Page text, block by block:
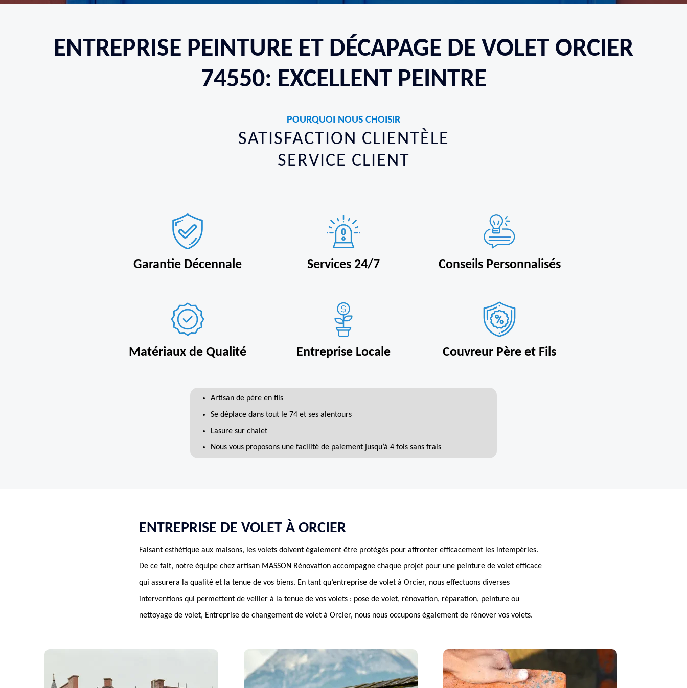
ENTREPRISE PEINTURE ET DÉCAPAGE DE VOLET ORCIER
74550: EXCELLENT PEINTRE
POURQUOI NOUS CHOISIR
SATISFACTION CLIENTÈLE
SERVICE CLIENT
Garantie Décennale Services 24/7 Conseils Personnalisés
Matériaux de Qualité Entreprise Locale Couvreur Père et Fils
Artisan de père en fils
Se déplace dans tout le 74 et ses alentours
Lasure sur chalet
Nous vous proposons une facilité de paiement jusqu’à 4 fois sans frais
ENTREPRISE DE VOLET À ORCIER
Faisant esthétique aux maisons, les volets doivent également être protégés pour affronter efficacement les intempéries.
De ce fait, notre équipe chez artisan MASSON Rénovation accompagne chaque projet pour une peinture de volet efficace
qui assurera la qualité et la tenue de vos biens. En tant qu’entreprise de volet à Orcier, nous effectuons diverses
interventions qui permettent de veiller à la tenue de vos volets : pose de volet, rénovation, réparation, peinture ou
nettoyage de volet, Entreprise de changement de volet à Orcier, nous nous occupons également de rénover vos volets.